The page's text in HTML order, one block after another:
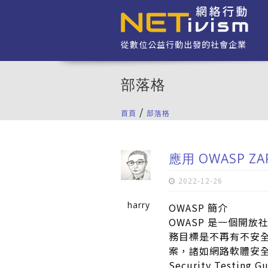
從數位公益行動出發的社會企業
部落格
您在這裡
首頁 / 部落格
harry
應用 OWASP
2022-12-26
OWASP 簡介
OWASP 是一個開放
務目標是不再有不安
案，諸如網路軟體安
Security Testing